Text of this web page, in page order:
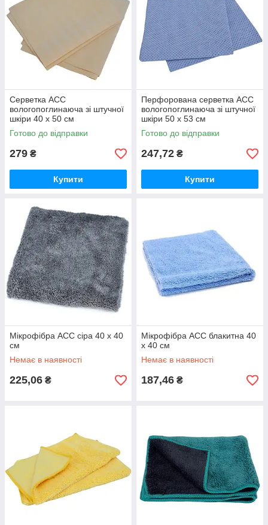
Серветка ACC
вологопоглинаюча зі штучної
шкіри 40 х 50 см
Готово до відправки
279 ₴
Купити
Перфорована серветка ACC
вологопоглинаюча зі штучної
шкіри 50 х 53 см
Готово до відправки
247,72 ₴
Купити
Мікрофібра ACC сіра 40 x 40
см
Немає в наявності
225,06 ₴
Мікрофібра ACC блакитна 40
x 40 см
Немає в наявності
187,46 ₴